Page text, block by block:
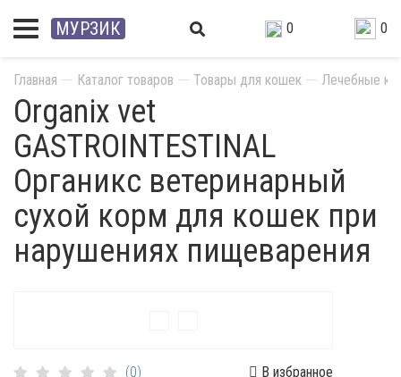
МУРЗИК 0 0
Главная Каталог товаров Товары для кошек Лечебные
Organix vet
GASTROINTESTINAL
Органикс ветеринарный
сухой корм для кошек при
нарушениях пищеварения
(0) В избранное